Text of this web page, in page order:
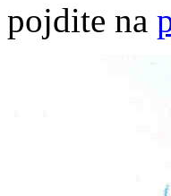
pojdite na